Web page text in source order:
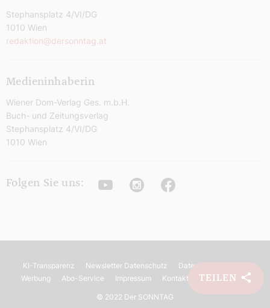
TEILEN
Stephansplatz 4/VI/DG
1010 Wien
redaktion@dersonntag.at
Medieninhaberin
Wiener Dom-Verlag Ges. m.b.H.
Buch- und Zeitungsverlag
Stephansplatz 4/VI/DG
1010 Wien
Folgen Sie uns: YoutubeInstagramFacebook
KI-Transparenz Newsletter Datenschutz Datenschutz
Werbung
Abo-Service Impressum Kontakt Barrierefreiheit
© 2022 Der SONNTAG